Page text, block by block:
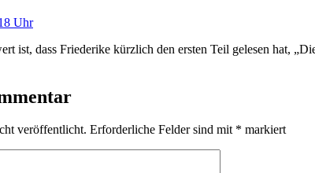
Uhr
ist, dass Friederike kürzlich den ersten Teil gelesen hat,
veröffentlicht. Erforderliche Felder sind mit * markiert